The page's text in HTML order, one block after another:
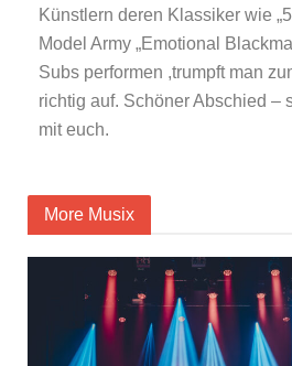
Künstlern deren Klassiker wie
Model Army „Emotional
Subs performen ,trumpft man
richtig auf. Schöner Abschied –
mit euch.
More Musix